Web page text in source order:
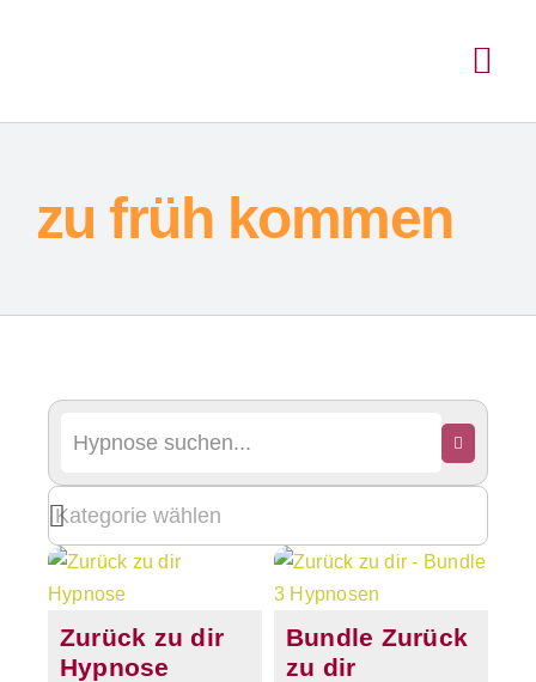
zu früh kommen
Zurück zu dir
Hypnose
Bundle Zurück
zu dir